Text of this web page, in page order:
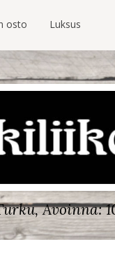
osto Luksus
Avoinna: